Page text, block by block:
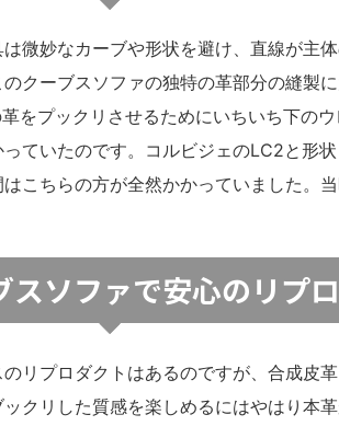
微妙なカーブや形状を避け、直線が主
クーブスソファの独特の革部分の縫製
をプックリさせるためにいちいち下の
ていたのです。コルビジェのLC2と形
こちらの方が全然かかっていました。
スソファで安心のリプ
リプロダクトはあるのですが、合成皮
クリした質感を楽しめるにはやはり本